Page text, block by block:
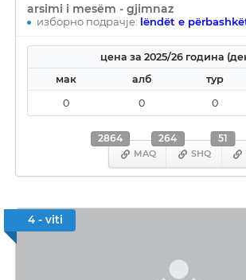
arsimi i mesëm - gjimnaz
изборно подрачје: lëndët e
цена за 2025/26 година
мак
алб тур
0
0 0
MAQ
2864
SHQ
264 51
4 - viti